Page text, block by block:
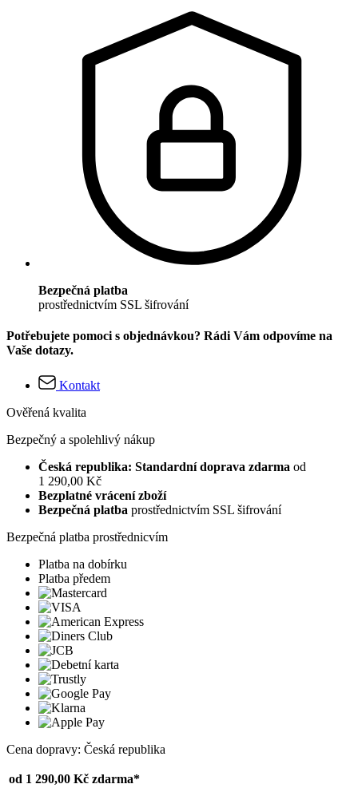
Bezpečná platba
prostřednictvím SSL šifrování
Potřebujete pomoci s objednávkou? Rádi Vám odpovíme na
Vaše dotazy.
Kontakt
Ověřená kvalita
Bezpečný a spolehlivý nákup
Česká republika: Standardní doprava zdarma od
1 290,00 Kč
Bezplatné vrácení zboží
Bezpečná platba prostřednictvím SSL šifrování
Bezpečná platba prostřednicvím
Platba na dobírku
Platba předem
Cena dopravy: Česká republika
od 1 290,00 Kč zdarma*